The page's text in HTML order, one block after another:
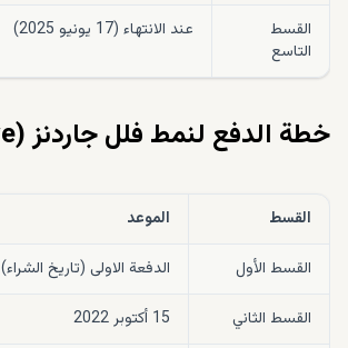
القسط
التاسع
عند الانتهاء (17 يونيو 2025)
خطة الدفع لنمط فلل جاردنز (Reserve)
القسط الموعد
القسط الأول الدفعة الاولى (تاريخ الشراء)
القسط الثاني 15 أكتوبر 2022